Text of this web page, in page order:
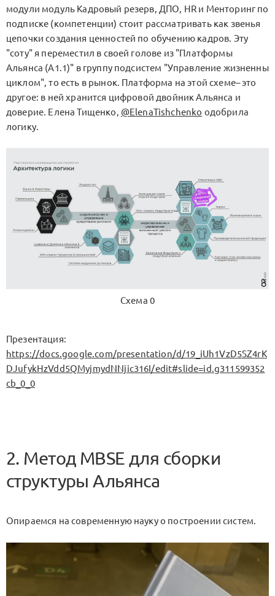
модули модуль Кадровый резерв, ДПО, HR и Менторинг по
подписке (компетенции) стоит рассматривать как звенья
цепочки создания ценностей по обучению кадров. Эту
"соту" я переместил в своей голове из "Платформы
Альянса (А1.1)" в группу подсистем "Управление жизненны
циклом", то есть в рынок. Платформа на этой схеме– это
другое: в ней хранится цифровой двойник Альянса и
доверие. Елена Тищенко, @ElenaTishchenko одобрила
логику.
Схема 0
Презентация:
https://docs.google.com/presentation/d/19_iUh1VzD5SZ4rK
DJufykHzVdd5QMyjmydNNjic316I/edit#slide=id.g311599352
cb_0_0
2. Метод MBSE для сборки
структуры Альянса
Опираемся на современную науку о построении систем.